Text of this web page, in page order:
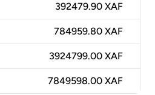
392479.90 XAF
784959.80 XAF
3924799.00 XAF
7849598.00 XAF